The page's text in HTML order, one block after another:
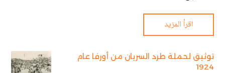
اقرأ المزيد
توثيق لحملة طرد السريان من أورفا عام
1924